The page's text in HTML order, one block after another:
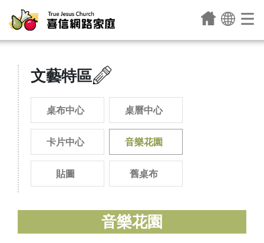
文藝特區
桌布中心 桌曆中心
卡片中心 音樂花園
貼圖 舊桌布
音樂花園